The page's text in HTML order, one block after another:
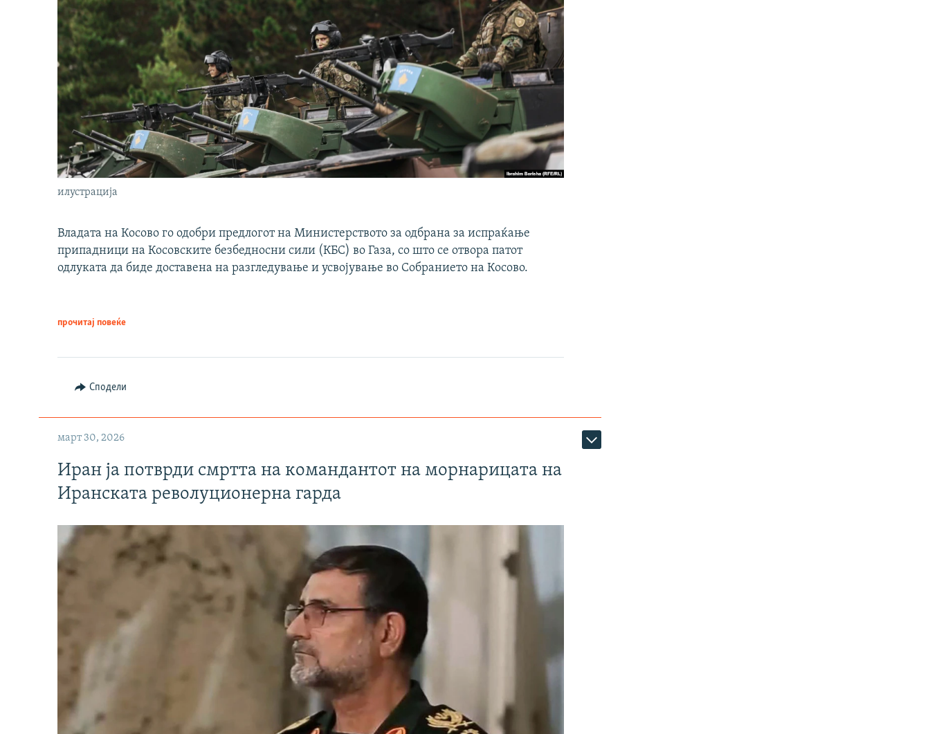
илустрација
Владата на Косово го одобри предлогот на Министерството за одбрана за испраќање
припадници на Косовските безбедносни сили (КБС) во Газа, со што се отвора патот
одлуката да биде доставена на разгледување и усвојување во Собранието на Косово.
прочитај повеќе
Сподели
март 30, 2026
Иран ја потврди смртта на командантот на морнарицата на
Иранската револуционерна гарда